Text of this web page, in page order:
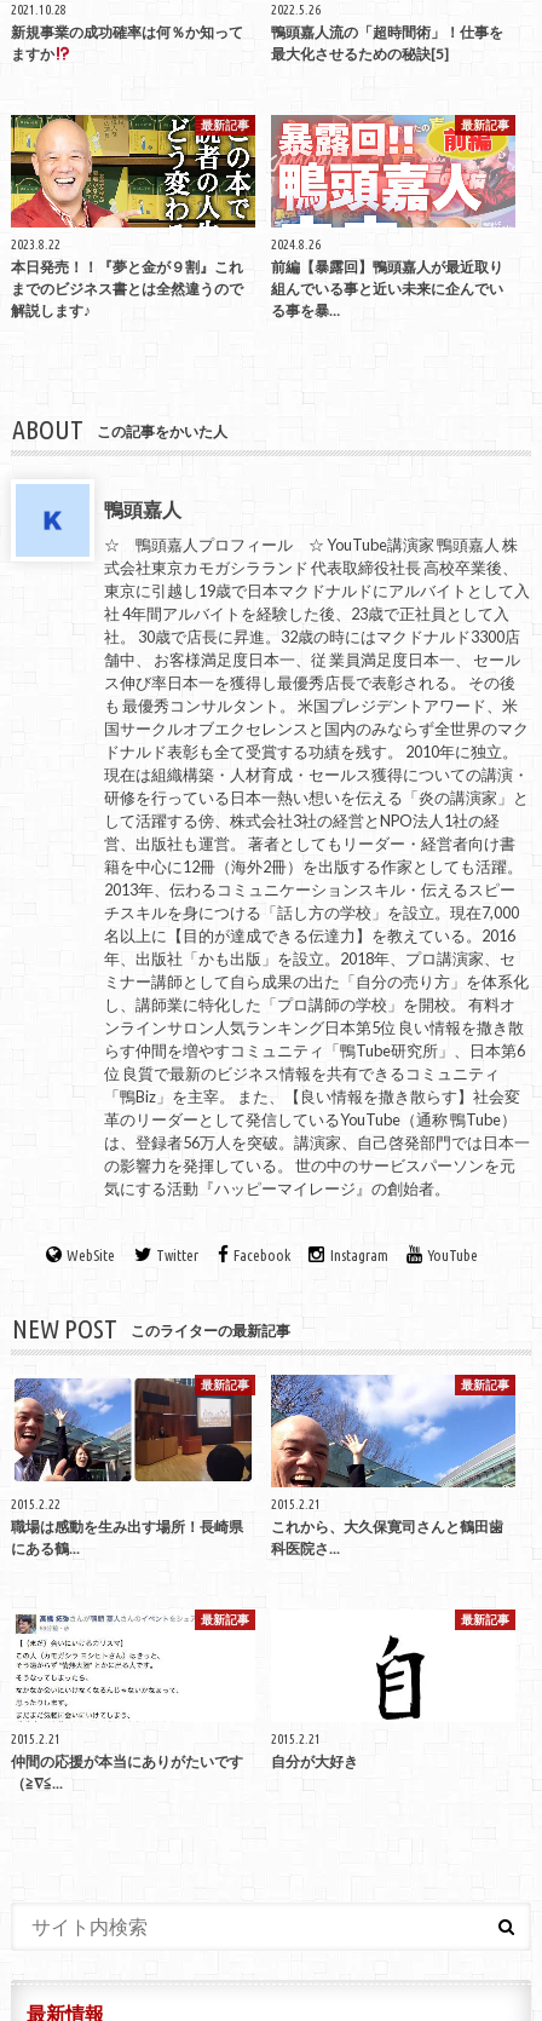
2021.10.28
新規事業の成功確率は何％か知って
ますか
2022.5.26
鴨頭嘉人流の「超時間術」！仕事を
最大化させるための秘訣[5]
最新記事
2023.8.22
本日発売！！『夢と金が９割』これ
までのビジネス書とは全然違うので
解説します♪
最新記事
2024.8.26
前編【暴露回】鴨頭嘉人が最近取り
組んでいる事と近い未来に企んでい
る事を暴…
ABOUT この記事をかいた人
鴨頭嘉人
☆ 鴨頭嘉人プロフィール ☆ YouTube講演家 鴨頭嘉人 株
式会社東京カモガシラランド 代表取締役社長 高校卒業後、
東京に引越し19歳で日本マクドナルドにアルバイトとして入
社 4年間アルバイトを経験した後、23歳で正社員として入
社。 30歳で店長に昇進。32歳の時にはマクドナルド3300店
舗中、 お客様満足度日本一、従 業員満足度日本一、 セール
ス伸び率日本一を獲得し最優秀店長で表彰される。 その後
も 最優秀コンサルタント。 米国プレジデントアワード、米
国サークルオブエクセレンスと国内のみならず全世界のマク
ドナルド表彰も全て受賞する功績を残す。 2010年に独立。
現在は組織構築・人材育成・セールス獲得についての講演・
研修を行っている日本一熱い想いを伝える「炎の講演家」と
して活躍する傍、株式会社3社の経営とNPO法人1社の経
営、出版社も運営。 著者としてもリーダー・経営者向け書
籍を中心に12冊（海外2冊）を出版する作家としても活躍。
2013年、伝わるコミュニケーションスキル・伝えるスピー
チスキルを身につける「話し方の学校」を設立。現在7,000
名以上に【目的が達成できる伝達力】を教えている。2016
年、出版社「かも出版」を設立。2018年、プロ講演家、セ
ミナー講師として自ら成果の出た「自分の売り方」を体系化
し、講師業に特化した「プロ講師の学校」を開校。 有料オ
ンラインサロン人気ランキング日本第5位 良い情報を撒き散
らす仲間を増やすコミュニティ「鴨Tube研究所」、日本第6
位 良質で最新のビジネス情報を共有できるコミュニティ
「鴨Biz」を主宰。 また、【良い情報を撒き散らす】社会変
革のリーダーとして発信しているYouTube（通称 鴨Tube）
は、登録者56万人を突破。講演家、自己啓発部門では日本一
の影響力を発揮している。 世の中のサービスパーソンを元
気にする活動『ハッピーマイレージ』の創始者。
WebSite Twitter Facebook Instagram YouTube
NEW POST このライターの最新記事
最新記事
2015.2.22
職場は感動を生み出す場所！長崎県
にある鶴...
最新記事
2015.2.21
これから、大久保寛司さんと鶴田歯
科医院さ...
最新記事
2015.2.21
仲間の応援が本当にありがたいです
（≧∇≦...
最新記事
2015.2.21
自分が大好き
最新情報